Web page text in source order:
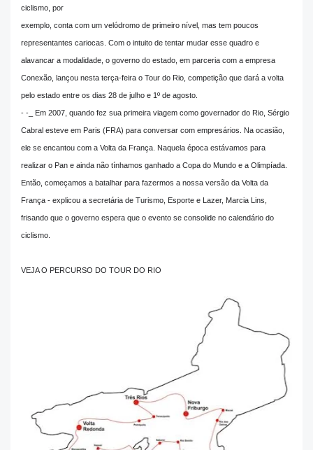
ciclismo, por
exemplo, conta com um velódromo de primeiro nível, mas tem poucos
representantes cariocas. Com o intuito de tentar mudar esse quadro e
alavancar a modalidade, o governo do estado, em parceria com a empresa
Conexão, lançou nesta terça-feira o Tour do Rio, competição que dará a volta
pelo estado entre os dias 28 de julho e 1º de agosto.
- -_ Em 2007, quando fez sua primeira viagem como governador do Rio, Sérgio
Cabral esteve em Paris (FRA) para conversar com empresários. Na ocasião,
ele se encantou com a Volta da França. Naquela época estávamos para
realizar o Pan e ainda não tínhamos ganhado a Copa do Mundo e a Olimpíada.
Então, começamos a batalhar para fazermos a nossa versão da Volta da
França - explicou a secretária de Turismo, Esporte e Lazer, Marcia Lins,
frisando que o governo espera que o evento se consolide no calendário do
ciclismo.
VEJA O PERCURSO DO TOUR DO RIO